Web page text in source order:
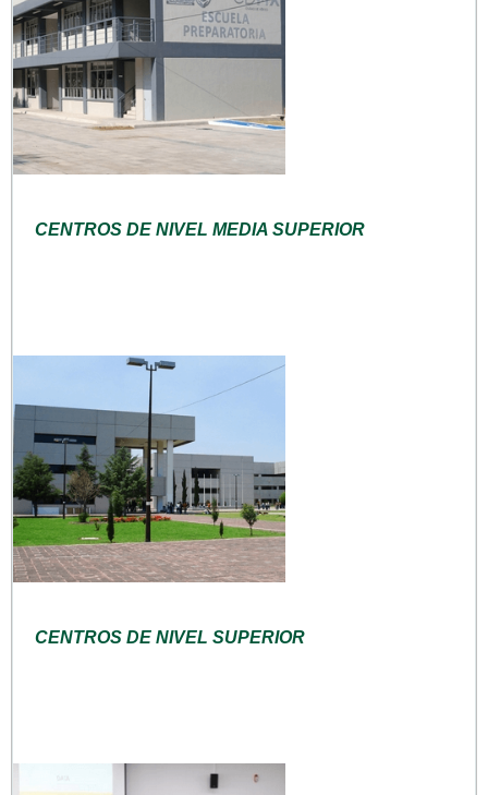
CENTROS DE NIVEL MEDIA SUPERIOR
CENTROS DE NIVEL SUPERIOR